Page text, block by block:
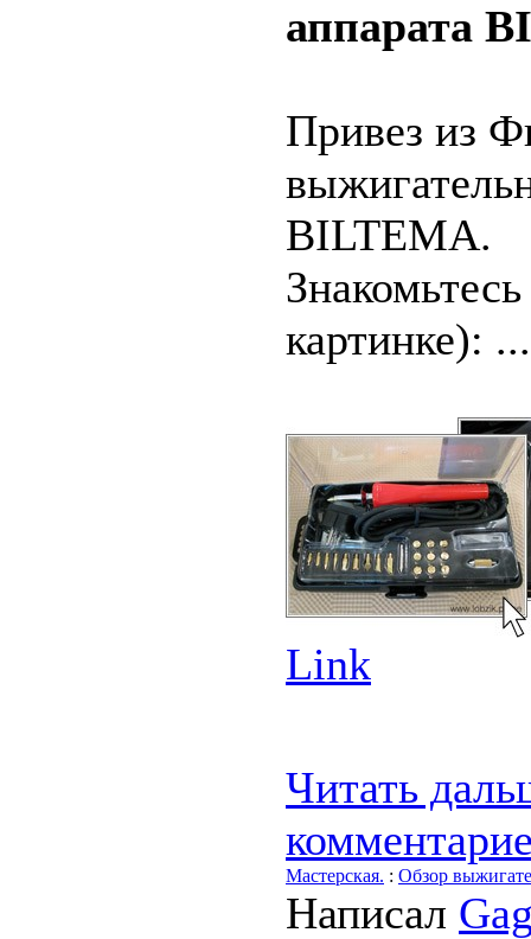
аппарата
Привез из
BILTEMA.
картинке): ...
Link
Читать
Мастерская. : Обзор
Написал